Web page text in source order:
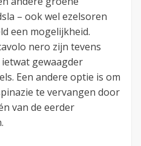
– ook wel ezelsoren
een mogelijkheid.
nero zijn tevens
gewaagder
Een andere optie is om
te vervangen door
van de eerder